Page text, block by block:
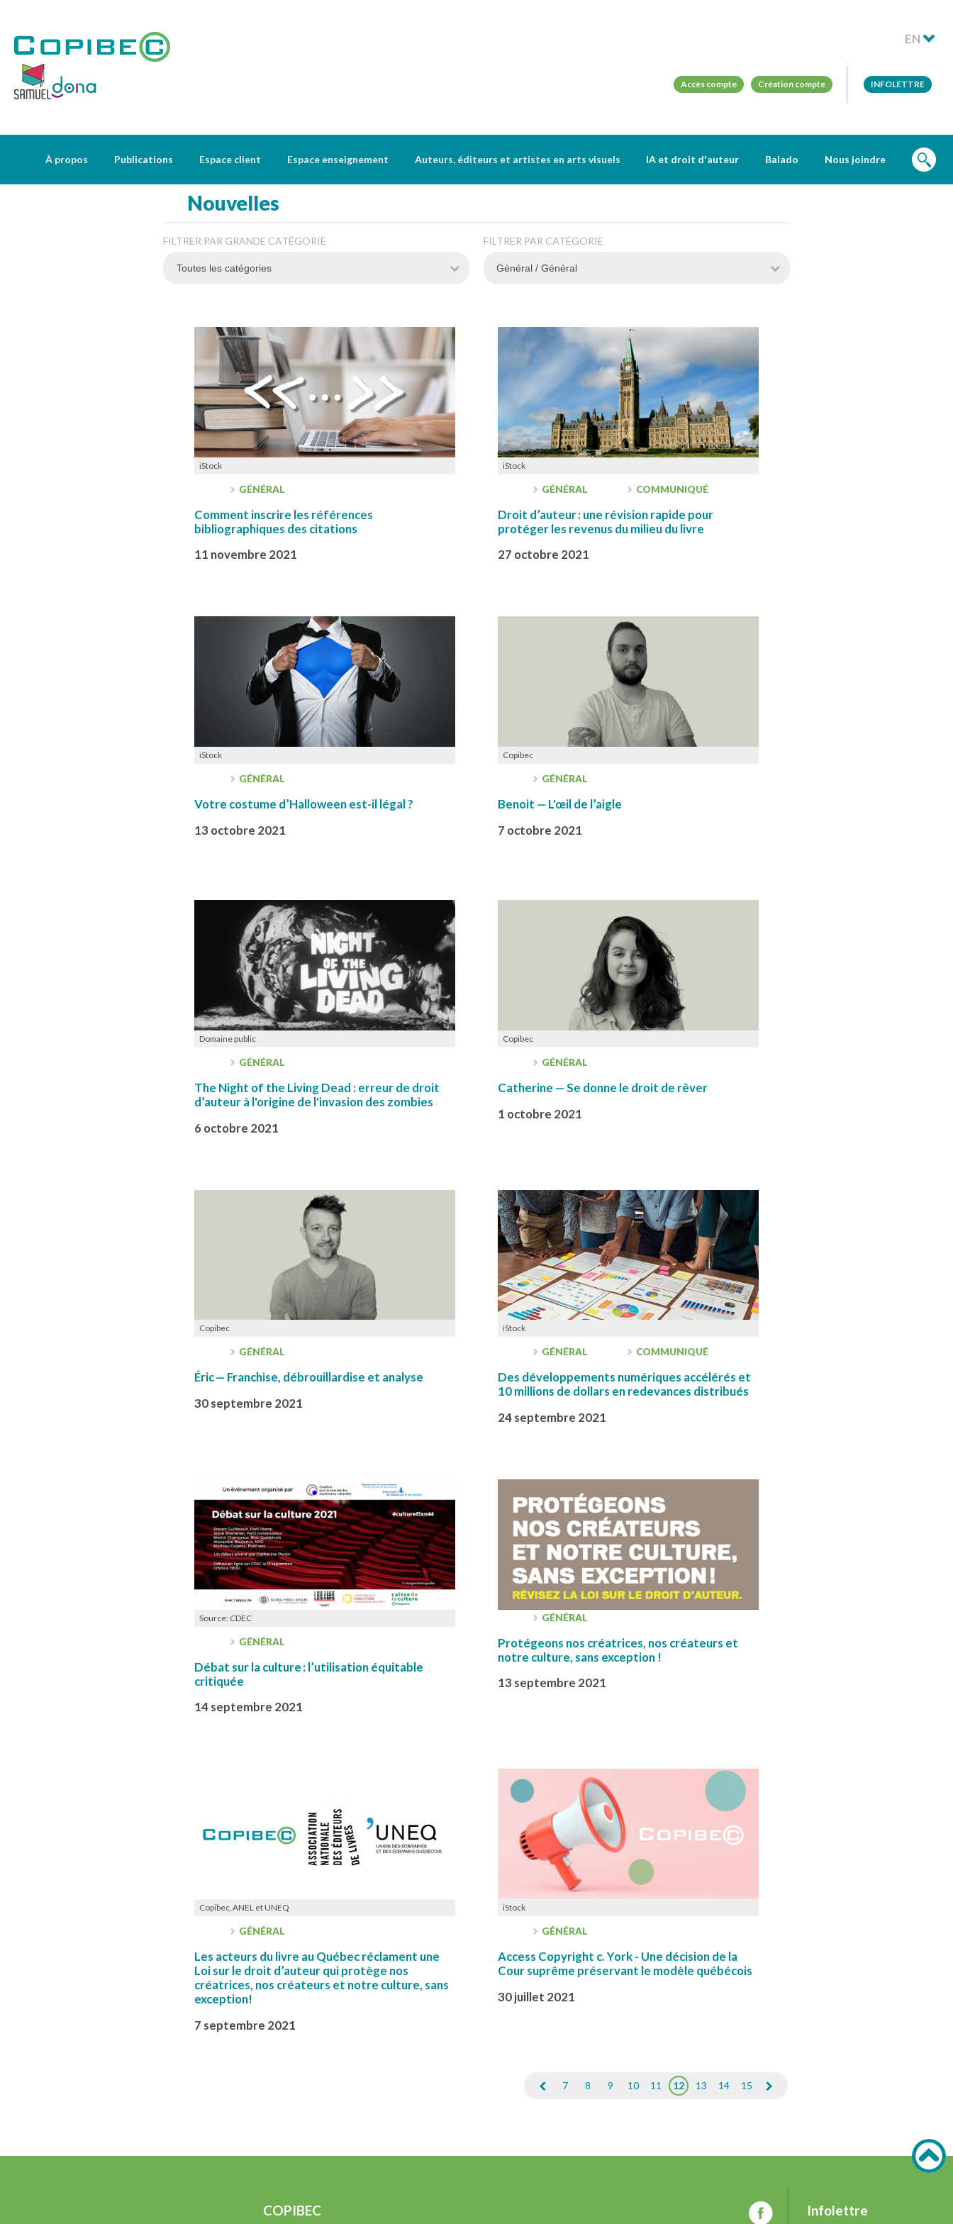
EN
Accès compte Création compte INFOLETTRE
À propos Publications Espace client Espace enseignement Auteurs, éditeurs et artistes en arts visuels IA et droit d'auteur Balado Nous joindre
Nouvelles
FILTRER PAR GRANDE CATÉGORIE FILTRER PAR CATÉGORIE
iStock
GÉNÉRAL
Comment inscrire les références
bibliographiques des citations
11 novembre 2021
iStock
GÉNÉRAL COMMUNIQUÉ
Droit d’auteur : une révision rapide pour
protéger les revenus du milieu du livre
27 octobre 2021
iStock
GÉNÉRAL
Votre costume d’Halloween est-il légal ?
13 octobre 2021
Copibec
GÉNÉRAL
Benoit — L'œil de l’aigle
7 octobre 2021
Domaine public
GÉNÉRAL
The Night of the Living Dead : erreur de droit
d’auteur à l'origine de l'invasion des zombies
6 octobre 2021
Copibec
GÉNÉRAL
Catherine — Se donne le droit de rêver
1 octobre 2021
Copibec
GÉNÉRAL
Éric — Franchise, débrouillardise et analyse
30 septembre 2021
iStock
GÉNÉRAL COMMUNIQUÉ
Des développements numériques accélérés et
10 millions de dollars en redevances distribués
24 septembre 2021
Source: CDEC
GÉNÉRAL
Débat sur la culture : l’utilisation équitable
critiquée
14 septembre 2021
GÉNÉRAL
Protégeons nos créatrices, nos créateurs et
notre culture, sans exception !
13 septembre 2021
Copibec, ANEL et UNEQ
GÉNÉRAL
Les acteurs du livre au Québec réclament une
Loi sur le droit d’auteur qui protège nos
créatrices, nos créateurs et notre culture, sans
exception!
7 septembre 2021
iStock
GÉNÉRAL
Access Copyright c. York - Une décision de la
Cour suprême préservant le modèle québécois
30 juillet 2021
7 8 9 10 11 12 13 14 15
COPIBEC Infolettre